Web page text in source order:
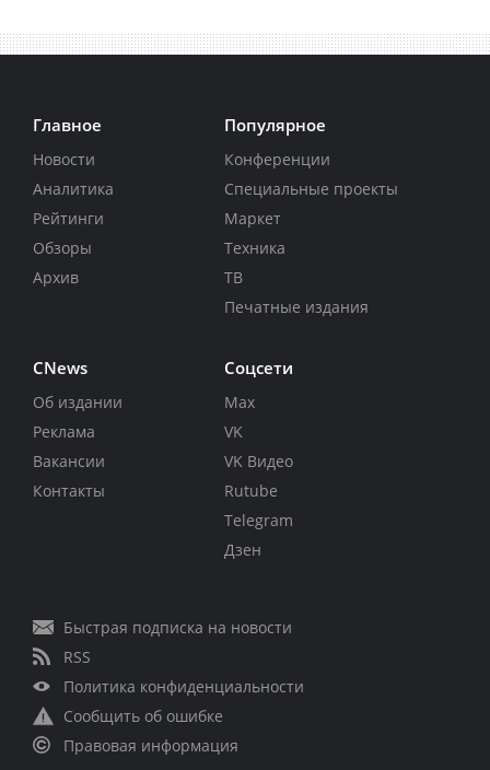
Главное
Новости
Аналитика
Рейтинги
Обзоры
Архив
Популярное
Конференции
Специальные проекты
Маркет
Техника
ТВ
Печатные издания
CNews
Об издании
Реклама
Вакансии
Контакты
Соцсети
Max
VK
VK Видео
Rutube
Telegram
Дзен
Быстрая подписка на новости
RSS
Политика конфиденциальности
Сообщить об ошибке
Правовая информация